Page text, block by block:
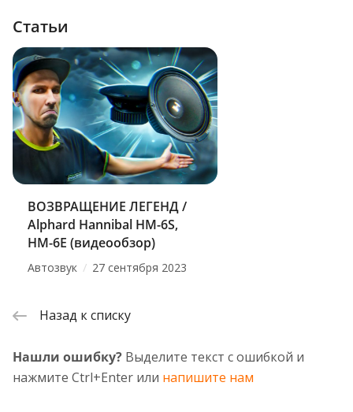
Статьи
ВОЗВРАЩЕНИЕ ЛЕГЕНД /
Alphard Hannibal HM-6S,
HM-6E (видеообзор)
Автозвук / 27 сентября 2023
Назад к списку
Нашли ошибку? Выделите текст с ошибкой и
нажмите Ctrl+Enter или напишите нам